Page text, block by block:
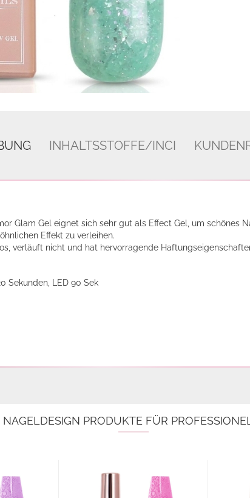
INHALTSSTOFFE/INCI
Glam Gel eignet sich sehr gut als Effect Gel, um schönes
Effekt zu verleihen.
verläuft nicht und hat hervorragende
Sekunden, LED 90 Sek
NAGELDESIGN PRODUKTE FÜR